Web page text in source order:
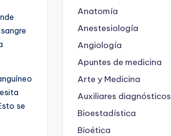
se
Anatomía
Anestesiología
Angiología
Apuntes de medicina
Arte y Medicina
Auxiliares diagnósticos
Bioestadística
Bioética